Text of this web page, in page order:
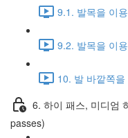
9.1. 발목을 이
9.2. 발목을 이
10. 발 바깥쪽
6. 하이 패스, 미디엄
passes)